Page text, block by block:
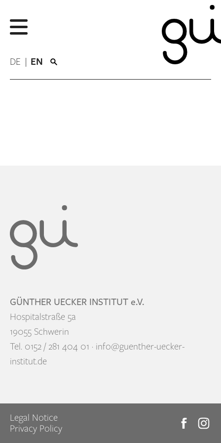
DE EN
GÜNTHER UECKER INSTITUT e.V.
Hospitalstraße 5a
19055 Schwerin
Tel. 0152 / 281 404 01 · info@guenther-uecker-
institut.de
Legal Notice
Privacy Policy